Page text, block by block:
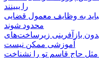
را ببینند
به وظایف معمول قضایی
محدود شوند
بازآفرینی زیرساخت‌های
آموزشی ممکن نیست
حاج قاسم تو را نشناخت